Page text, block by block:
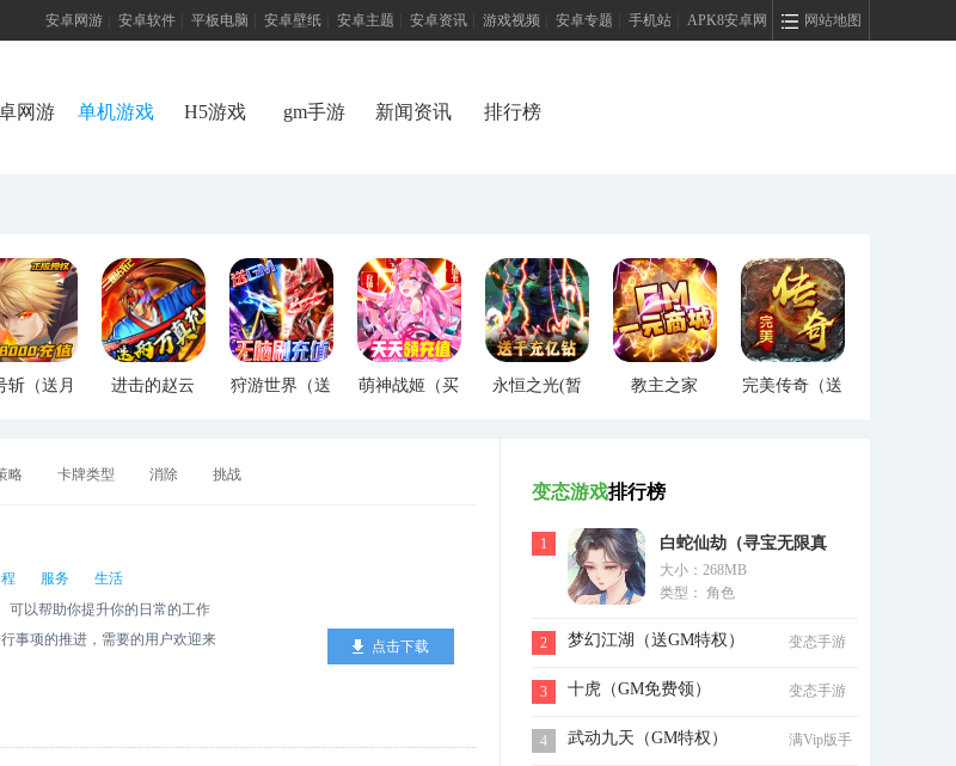
网站地图
安卓网游 安卓软件 平板电脑 安卓壁纸 安卓主题 安卓资讯 游戏视频 安卓专题 手机站 APK8安卓网
网游 单机游戏 H5游戏 gm手游 新闻资讯 排行榜
斩（送月
进击的赵云
狩游世界（送
萌神战姬（买
永恒之光(暂
教主之家
完美传奇（送
略 卡牌类型 消除 挑战
服务
生活
可以帮助你提升你的日常的工作
事项的推进，需要的用户欢迎来
点击下载
变态游戏排行榜
1
白蛇仙劫（寻宝无限真
充）
大小：268MB
类型： 角色
2 梦幻江湖（送GM特权） 变态手游
3 十虎（GM免费领） 变态手游
4 武动九天（GM特权）
满Vip版手